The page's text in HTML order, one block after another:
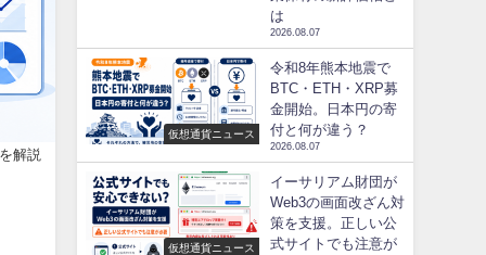
解説
は
2026.08.07
仮想通貨ニュース
令和8年熊本地震で
BTC・ETH・XRP募
金開始。日本円の寄
付と何が違う？
2026.08.07
仮想通貨ニュース
イーサリアム財団が
Web3の画面改ざん対
策を支援。正しい公
式サイトでも注意が